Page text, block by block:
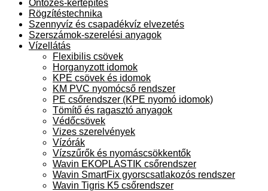
Öntözés-kertépítés
Rögzítéstechnika
Szennyvíz és csapadékvíz elvezetés
Szerszámok-szerelési anyagok
Vízellátás
Flexibilis csövek
Horganyzott idomok
KPE csövek és idomok
KM PVC nyomócső rendszer
PE csőrendszer (KPE nyomó idomok)
Tömítő és ragasztó anyagok
Védőcsövek
Vizes szerelvények
Vízórák
Vízszűrők és nyomáscsökkentők
Wavin EKOPLASTIK csőrendszer
Wavin SmartFix gyorscsatlakozós rendszer
Wavin Tigris K5 csőrendszer